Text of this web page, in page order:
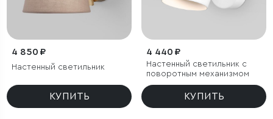
4 850 ₽
Настенный светильник
КУПИТЬ
4 440 ₽
Настенный светильник с
поворотным механизмом
КУПИТЬ